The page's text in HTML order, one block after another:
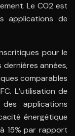
Le CO2 est
applications de
pour le
années,
comparables
L’utilisation de
applications
énergétique
15% par rapport